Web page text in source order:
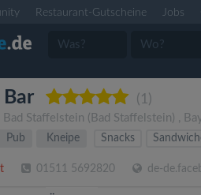
Restaurant-Gutscheine Jobs
(1)
Bad Staffelstein (Bad Staffelstein) ,
Pub Kneipe Snacks
01511 5692820 de-